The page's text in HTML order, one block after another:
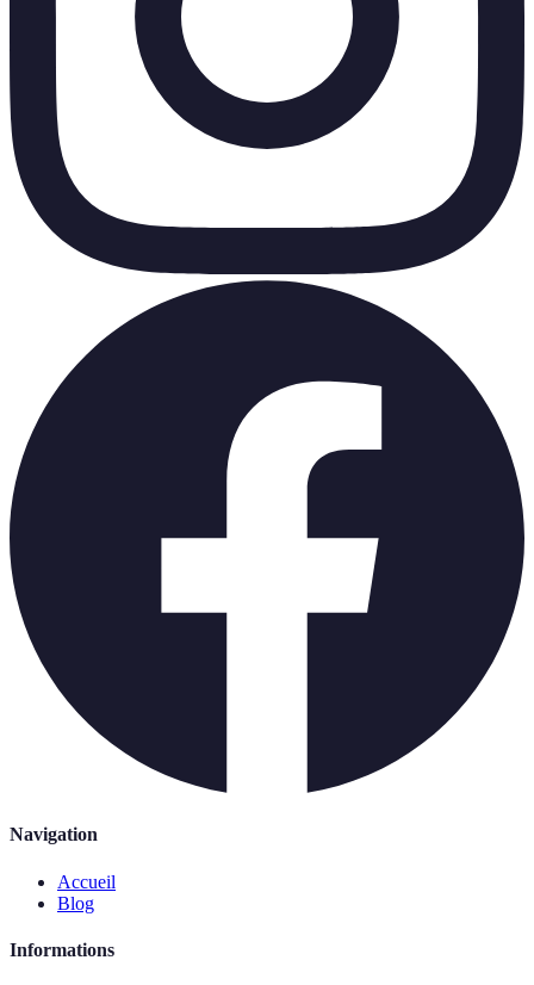
Navigation
Accueil
Blog
Informations